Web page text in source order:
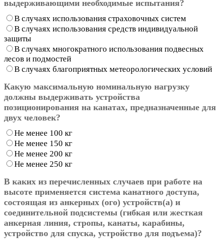
выдерживающими необходимые испытания?
В случаях использования страховочных систем
В случаях использования средств индивидуальной
защиты
В случаях многократного использования подвесных
лесов и подмостей
В случаях благоприятных метеорологических условий
Какую максимальную номинальную нагрузку
должны выдерживать устройства
позиционирования на канатах, предназначенные для
двух человек?
Не менее 100 кг
Не менее 150 кг
Не менее 200 кг
Не менее 250 кг
В каких из перечисленных случаев при работе на
высоте применяется система канатного доступа,
состоящая из анкерных (ого) устройств(а) и
соединительной подсистемы (гибкая или жесткая
анкерная линия, стропы, канаты, карабины,
устройство для спуска, устройство для подъема)?